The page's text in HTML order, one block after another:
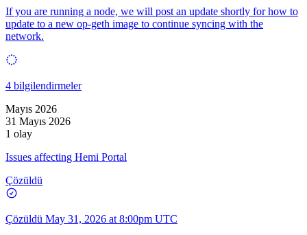
If you are running a node, we will post an update shortly for how to
update to a new op-geth image to continue syncing with the
network.
4 bilgilendirmeler
Mayıs 2026
31 Mayıs 2026
1 olay
Issues affecting Hemi Portal
Çözüldü
Çözüldü May 31, 2026 at 8:00pm UTC